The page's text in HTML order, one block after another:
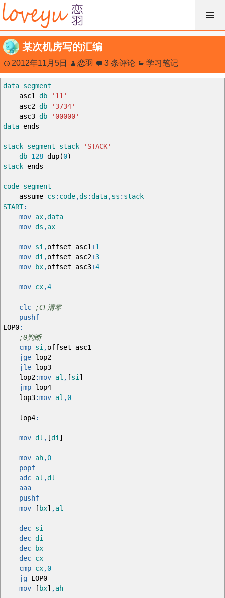
跳
过
内
容
某次机房写的汇编
2012年11月5日 恋羽 3 条评论 学习笔记
data segment
asc1 db
'11'
asc2 db
'3734'
asc3 db
'00000'
data ends
stack segment stack
'STACK'
db 128 dup(0)
stack ends
code segment
assume cs : code,ds :data,ss : stack
START:
mov ax,data
mov ds ,ax
mov si ,offset asc1+1
mov di ,offset asc2+3
mov
bx,offset asc3+4
mov cx,4
clc
;CF清零
pushf
LOP0:
;0判断
cmp si ,offset asc1
jge lop2
jle lop3
lop2:mov al , [si ]
jmp lop4
lop3:mov al ,0
lop4:
mov dl , [di ]
mov ah,0
popf
adc al ,dl
aaa
pushf
mov
[ bx] ,al
dec si
dec di
dec
bx
dec cx
cmp cx,0
jg LOP0
mov
[ bx] ,ah